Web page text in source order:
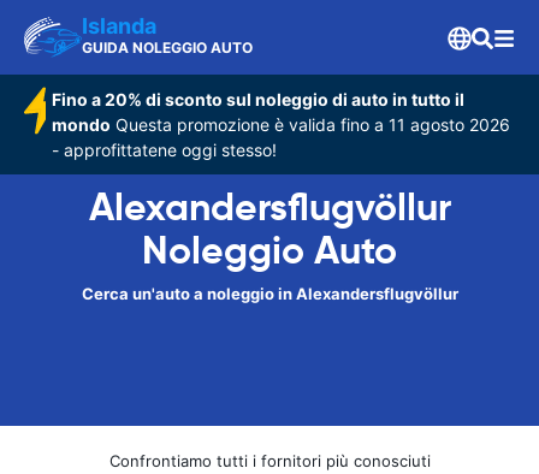
Islanda
GUIDA NOLEGGIO AUTO
Fino a 20% di sconto sul noleggio di auto in tutto il
mondo Questa promozione è valida fino a 11 agosto 2026
- approfittatene oggi stesso!
Alexandersflugvöllur
Noleggio Auto
Cerca un'auto a noleggio in Alexandersflugvöllur
Confrontiamo tutti i fornitori più conosciuti